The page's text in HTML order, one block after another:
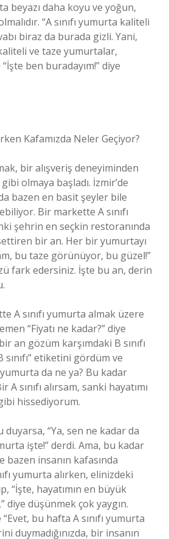
beyazı daha koyu ve yoğun,
“A sınıfı yumurta kaliteli
biraz da burada gizli. Yani,
ve taze yumurtalar,
ben buradayım!” diye
Kafamızda Neler Geçiyor?
bir alışveriş deneyiminden
olmaya başladı. İzmir’de
bazen en basit şeyler bile
Bir markette A sınıfı
şehrin en seçkin restoranında
bir an. Her bir yumurtayı
bu taze görünüyor, bu güzel!”
fark edersiniz. İşte bu an, derin
A sınıfı yumurta almak üzere
“Fiyatı ne kadar?” diye
an gözüm karşımdaki B sınıfı
sınıfı” etiketini gördüm ve
yumurta da ne ya? Bu kadar
A sınıfı alırsam, sanki hayatımı
hissediyorum.
duyarsa, “Ya, sen ne kadar da
işte!” derdi. Ama, bu kadar
bazen insanın kafasında
yumurta alırken, elinizdeki
“İşte, hayatımın en büyük
diye düşünmek çok yaygın.
bu hafta A sınıfı yumurta
duymadığınızda, bir insanın